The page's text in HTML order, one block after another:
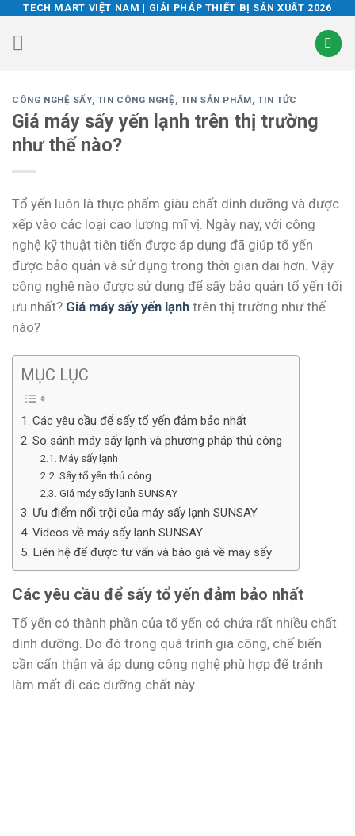
Skip
content
TECH MART VIỆT NAM | GIẢI PHÁP THIẾT BỊ SẢN XUẤT 2026
CÔNG NGHỆ SẤY, TIN CÔNG NGHỆ, TIN SẢN PHẨM, TIN TỨC
Giá máy sấy yến lạnh trên thị trường
như thế nào?
Tổ yến luôn là thực phẩm giàu chất dinh dưỡng và được
xếp vào các loại cao lương mĩ vị. Ngày nay, với công
nghệ kỹ thuật tiên tiến được áp dụng đã giúp tổ yến
được bảo quản và sử dụng trong thời gian dài hơn. Vậy
công nghệ nào được sử dụng để sấy bảo quản tổ yến tối
ưu nhất? Giá máy sấy yến lạnh trên thị trường như thế
nào?
MỤC LỤC
Các yêu cầu để sấy tổ yến đảm bảo nhất
So sánh máy sấy lạnh và phương pháp thủ công
Máy sấy lạnh
Sấy tổ yến thủ công
Giá máy sấy lạnh SUNSAY
Ưu điểm nổi trội của máy sấy lạnh SUNSAY
Videos về máy sấy lạnh SUNSAY
Liên hệ để được tư vấn và báo giá về máy sấy
Các yêu cầu để sấy tổ yến đảm bảo nhất
Tổ yến có thành phần của tổ yến có chứa rất nhiều chất
dinh dưỡng. Do đó trong quá trình gia công, chế biến
cần cẩn thận và áp dụng công nghệ phù hợp để tránh
làm mất đi các dưỡng chất này.